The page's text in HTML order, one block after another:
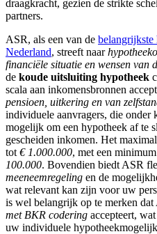
draagkracht, gezien de strikte
partners.
ASR, als een van de belangrijkste
Nederland, streeft naar
financiële situatie en wensen van
de koude uitsluiting hypotheek
scala aan inkomensbronnen
pensioen, uitkering en van
individuele aanvragers, die onder
mogelijk om een hypotheek af te
gescheiden inkomen. Het
tot € 1.000.000, met een
100.000. Bovendien biedt ASR
meeneemregeling en de
wat relevant kan zijn voor uw
is wel belangrijk op te merken dat
met BKR codering accepteert,
uw individuele